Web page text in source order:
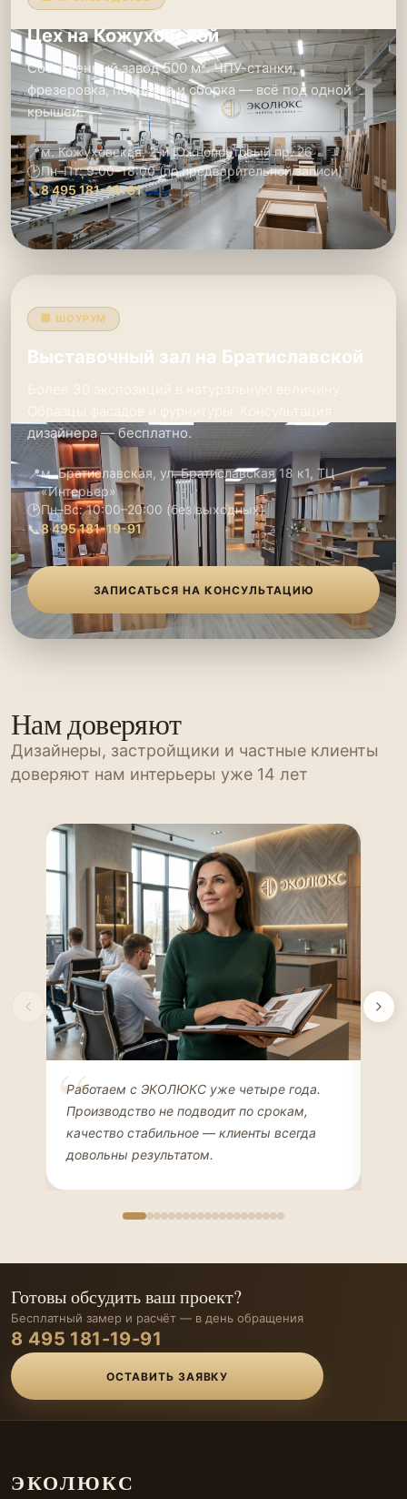
Цех на Кожуховской
Собственный завод 500 м². ЧПУ-станки,
фрезеровка, покраска и сборка — всё под одной
крышей.
📍м. Кожуховская, 2-й Южнопортовый пр. 26
🕑Пн–Пт: 9:00–18:00 (по предварительной записи)
📞8 495 181-19-91
🏢 ШОУРУМ
Выставочный зал на Братиславской
Более 30 экспозиций в натуральную величину.
Образцы фасадов и фурнитуры. Консультация
дизайнера — бесплатно.
📍м. Братиславская, ул. Братиславская 18 к1, ТЦ
«Интерьер»
🕑Пн–Вс: 10:00–20:00 (без выходных)
📞8 495 181-19-91
ЗАПИСАТЬСЯ НА КОНСУЛЬТАЦИЮ
Нам доверяют
Дизайнеры, застройщики и частные клиенты
доверяют нам интерьеры уже 14 лет
Елена Соколова
ДИЗАЙНЕР ИНТЕРЬЕРОВ
Работаем с ЭКОЛЮКС уже четыре года.
Производство не подводит по срокам,
качество стабильное — клиенты всегда
довольны результатом.
Готовы обсудить ваш проект?
Бесплатный замер и расчёт — в день обращения
8 495 181-19-91
ОСТАВИТЬ ЗАЯВКУ
ЭКОЛЮКС